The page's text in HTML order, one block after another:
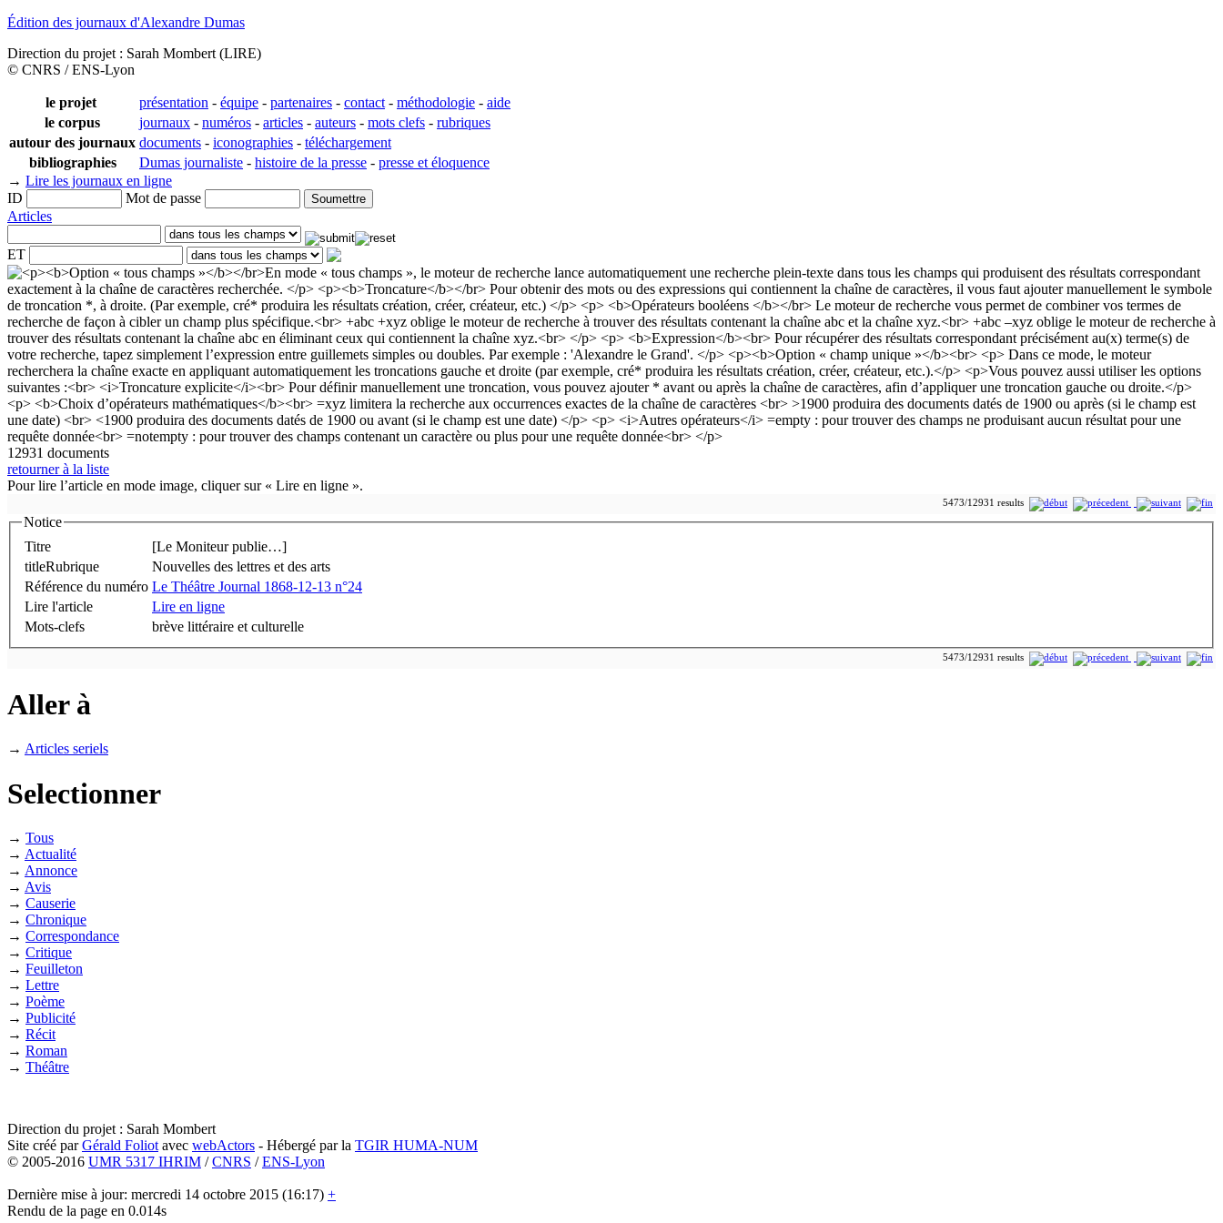
Édition des journaux d'Alexandre Dumas
Direction du projet : Sarah Mombert (LIRE)
© CNRS / ENS-Lyon
le projet présentation - équipe - partenaires - contact - méthodologie - aide
le corpus
journaux - numéros - articles - auteurs - mots clefs - rubriques
autour des journaux documents - iconographies - téléchargement
bibliographies
Dumas journaliste - histoire de la presse - presse et éloquence
→ Lire les journaux en ligne
ID
Mot de passe
Articles
ET
12931 documents
retourner à la liste
Pour lire l’article en mode image, cliquer sur « Lire en ligne ».
5473/12931 results
Notice
Titre
[Le Moniteur publie…]
titleRubrique
Nouvelles des lettres et des arts
Référence du numéro Le Théâtre Journal 1868-12-13 n°24
Lire l'article
Lire en ligne
Mots-clefs
brève littéraire et culturelle
5473/12931 results
Aller à
→ Articles seriels
Selectionner
→ Tous
→ Actualité
→ Annonce
→ Avis
→ Causerie
→ Chronique
→ Correspondance
→ Critique
→ Feuilleton
→ Lettre
→ Poème
→ Publicité
→ Récit
→ Roman
→ Théâtre
Direction du projet : Sarah Mombert
Site créé parGérald Foliot avec webActors - Hébergé par la TGIR HUMA-NUM
© 2005-2016 UMR 5317 IHRIM /CNRS /ENS-Lyon
Dernière mise à jour: mercredi 14 octobre 2015 (16:17) +
Rendu de la page en 0.014s